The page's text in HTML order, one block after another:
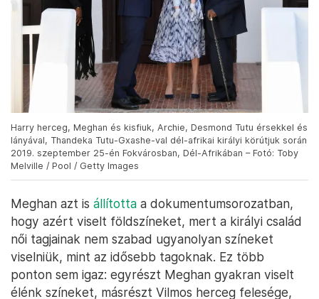
Harry herceg, Meghan és kisfiuk, Archie, Desmond Tutu érsekkel és
lányával, Thandeka Tutu-Gxashe-val dél-afrikai királyi körútjuk során
2019. szeptember 25-én Fokvárosban, Dél-Afrikában – Fotó: Toby
Melville / Pool / Getty Images
Meghan azt is állította a dokumentumsorozatban,
hogy azért viselt földszíneket, mert a királyi család
női tagjainak nem szabad ugyanolyan színeket
viselniük, mint az idősebb tagoknak. Ez több
ponton sem igaz: egyrészt Meghan gyakran viselt
élénk színeket, másrészt Vilmos herceg felesége,